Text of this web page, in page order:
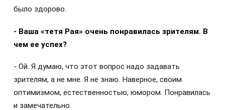
было здорово.
- Ваша «тетя Рая» очень понравилась зрителям. В
чем ее успех?
- Ой. Я думаю, что этот вопрос надо задавать
зрителям, а не мне. Я не знаю. Наверное, своим
оптимизмом, естественностью, юмором. Понравилась
и замечательно.